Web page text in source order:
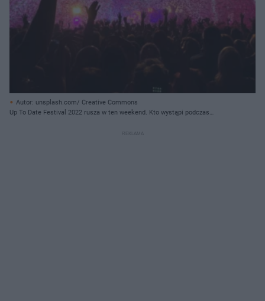
Autor: unsplash.com/ Creative Commons
Up To Date Festival 2022 rusza w ten weekend. Kto wystąpi podczas